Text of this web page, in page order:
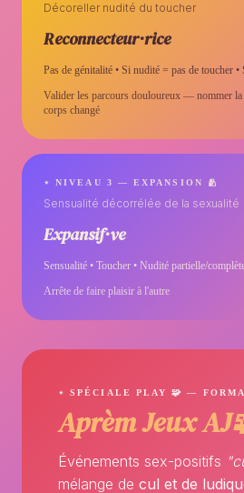
Décoreller nudité du toucher
Reconnecteur·rice
Pas de génitalité • Si nudité = pas de toucher
Valider les parcours douloureux — nommer
corps changé
⋆ NIVEAU 3 — EXPANSION 🫂
Sensualité décorrélée de la sexualité
Expansif·ve
Sensualité • Toucher • Nudité partielle/
Arrête de faire plaisir à l'autre
⋆ SPÉCIALE PLAY 🧩 —
Aprèm Jeux
Événements sex-positifs
mélange de cul et de